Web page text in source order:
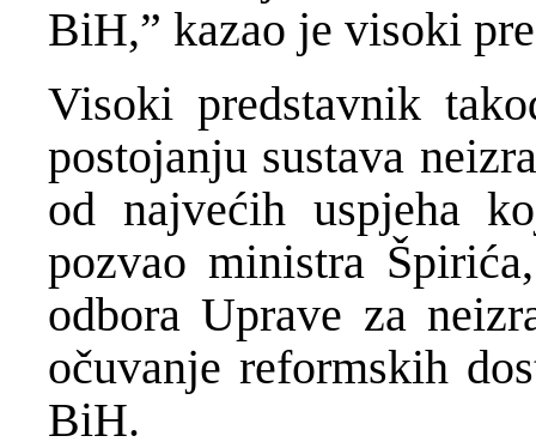
BiH,” kazao je visoki
Visoki predstavnik
postojanju sustava
od najvećih uspjeha
pozvao ministra
odbora Uprave za
očuvanje reformskih
BiH.